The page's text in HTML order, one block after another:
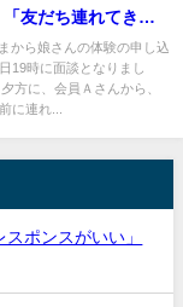
友だち連れてき
から娘さんの体験の申し込
19時に面談となりまし
方に、会員Ａさんから、
に連れ...
ポンスがいい」